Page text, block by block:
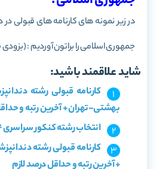
در زیر نمونه های کارنامه های قبولی
جمهوری اسلامی را براتون آوردیم :
شاید علاقمند باشید:
کارنامه قبولی رشته
بهشتی-تهران + آخرین رتبه و
انتخاب رشته کنکور سراسری 1404 در 6 مرحله!
کارنامه قبولی رشته
+ آخرین رتبه و حداقل درصد لازم